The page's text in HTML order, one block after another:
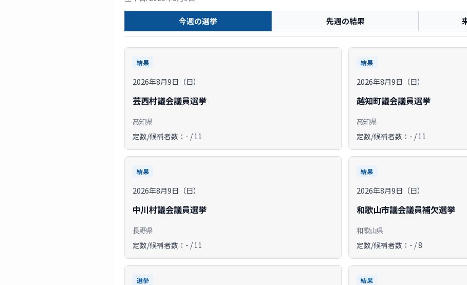
今週の選挙 先週の結果
結果
2026年8月9日（日）
芸西村議会議員選挙
高知県
定数/候補者数：- / 11
結果
2026年8月9日（日）
越知町議会議員選挙
高知県
定数/候補者数：- / 11
結果
2026年8月9日（日）
中川村議会議員選挙
長野県
定数/候補者数：- / 11
結果
2026年8月9日（日）
和歌山市議会議員補欠選挙
和歌山県
定数/候補者数：- / 8
選挙 結果